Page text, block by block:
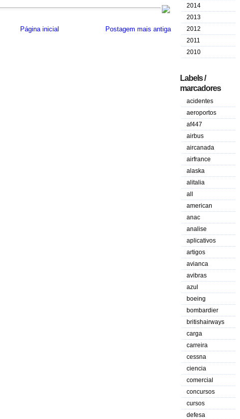
Postagem mais antiga
Página inicial
2014
2013
2012
2011
2010
Labels /
marcadores
acidentes
aeroportos
af447
airbus
aircanada
airfrance
alaska
alitalia
all
american
anac
analise
aplicativos
artigos
avianca
avibras
azul
boeing
bombardier
britishairways
carga
carreira
cessna
ciencia
comercial
concursos
cursos
defesa